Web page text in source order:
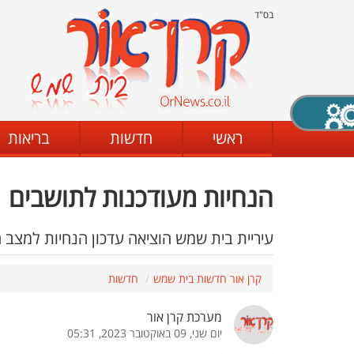
בס"ד
ראשי חדשות בריאות
הנחיות מעודכנות לתושבים
עיריית בית שמש הוציאה עדכון הנחיות למצב
קרן אור חדשות בית שמש חדשות
מערכת קרן אור
יום שני, 09 באוקטובר 2023, 05:31
X סגירה
מצב שחור - לבן קביעת ניגודיות
גופן קריא הגדלת האתר